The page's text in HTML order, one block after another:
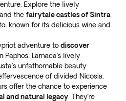
Explore the lively
the fairytale castles of Sintra
known for its delicious wine and
adventure to discover
Paphos, Larnaca’s lively
unfathomable beauty.
of divided Nicosia.
offer the chance to experience
and natural legacy . They’re